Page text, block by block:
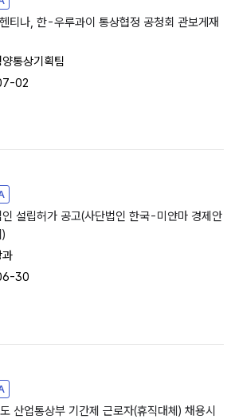
티나, 한-우루과이 통상협정 공청회 관보게재
통상기획팀
02
인 설립허가 공고(사단법인 한국-미얀마 경제안
과
30
산업통상부 기간제 근로자(휴직대체) 채용시